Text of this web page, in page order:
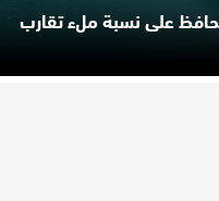
على نسبة ملء تقارب